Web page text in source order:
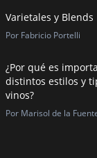
Varietales y Blends
Por Fabricio Portelli
¿Por qué es
distintos estilos y
vinos?
Por Marisol de la